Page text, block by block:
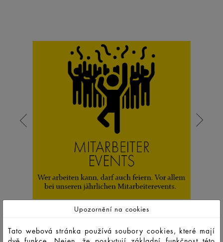
Upozornění na cookies
Tato webová stránka používá soubory cookies, které mají